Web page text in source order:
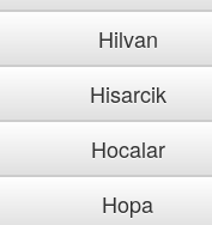
Hilvan
Hisarcik
Hocalar
Hopa